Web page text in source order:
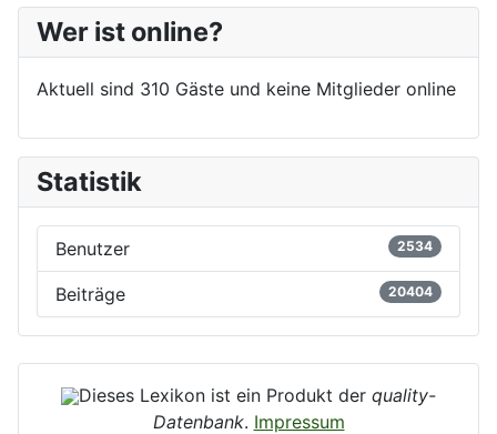
Wer ist online?
Aktuell sind 310 Gäste und keine Mitglieder online
Statistik
Benutzer 2534
Beiträge 20404
Dieses Lexikon ist ein Produkt der quality-
Datenbank. Impressum